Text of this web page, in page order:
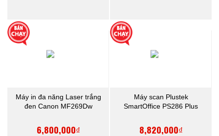
Máy in đa năng Laser trắng
đen Canon MF269Dw
6,800,000₫
Máy scan Plustek
SmartOffice PS286 Plus
8,820,000₫